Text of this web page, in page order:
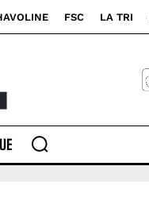
FSC LA TRI